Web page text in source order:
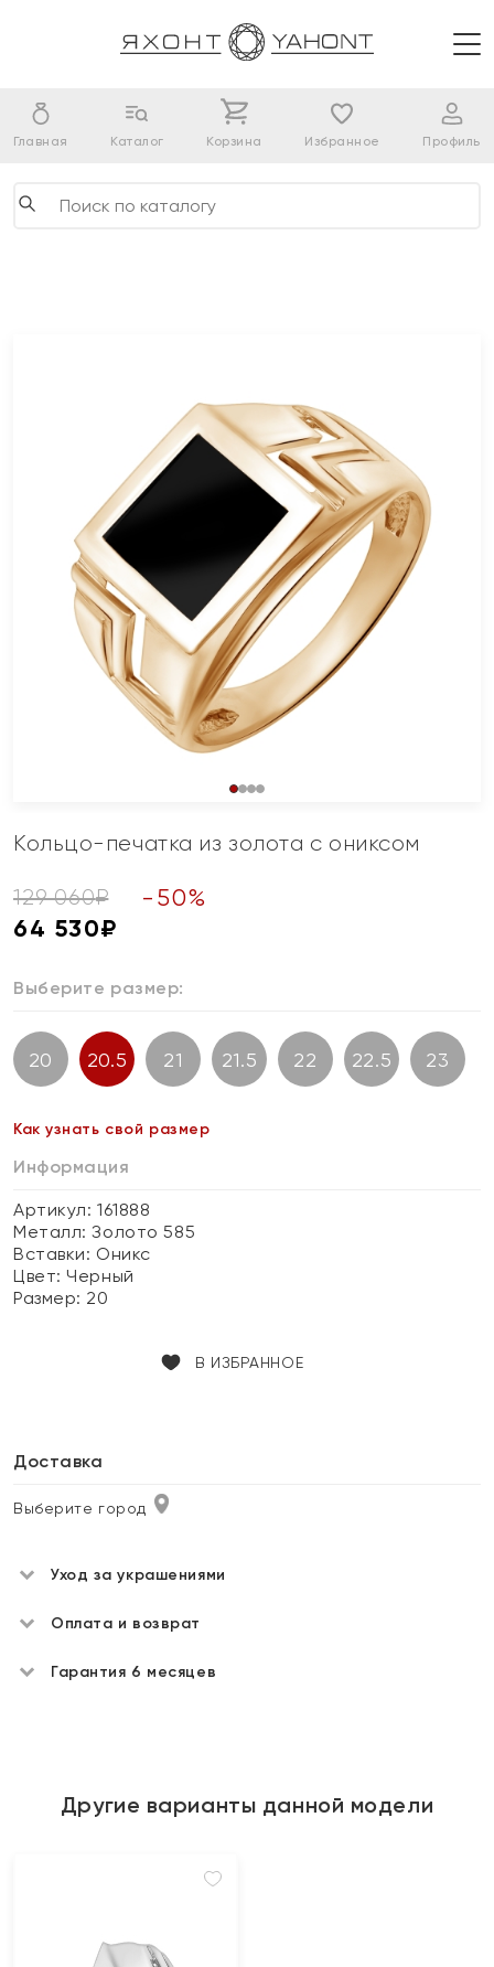
Главная Каталог Корзина Избранное Профиль
Кольцо-печатка из золота с ониксом
129 060₽ - 50%
64 530₽
Выберите размер:
20 20.5 21 21.5 22 22.5 23
Как узнать свой размер
Информация
Артикул: 161888
Металл:Золото 585
Вставки: Оникс
Цвет:Черный
Размер: 20
В ИЗБРАННОЕ
Доставка
Выберите город
Уход за украшениями
Оплата и возврат
Гарантия 6 месяцев
Другие варианты данной модели